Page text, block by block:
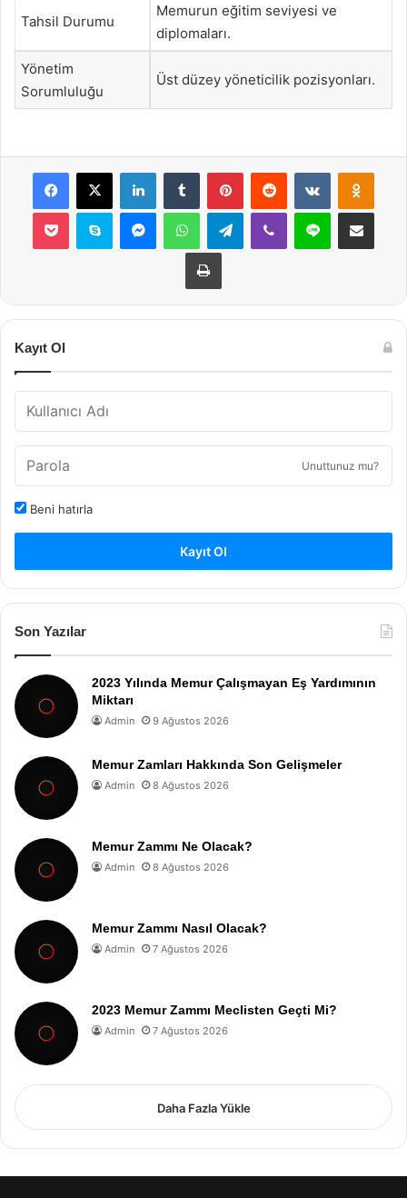
Tahsil Durumu
Memurun eğitim seviyesi ve
diplomaları.
Yönetim
Sorumluluğu
Üst düzey yöneticilik pozisyonları.
Facebook
X LinkedInTumblr PinterestReddit VKontakte
Pocket Skype MessengerWhatsAppTelegramViber Line E-Posta ile
Yazdır
Kayıt Ol
Unuttunuz mu?
Beni hatırla
Kayıt Ol
Son Yazılar
2023 Yılında Memur Çalışmayan Eş Yardımının
Miktarı
Admin 9 Ağustos 2026
Memur Zamları Hakkında Son Gelişmeler
Admin 8 Ağustos 2026
Memur Zammı Ne Olacak?
Admin 8 Ağustos 2026
Memur Zammı Nasıl Olacak?
Admin 7 Ağustos 2026
2023 Memur Zammı Meclisten Geçti Mi?
Admin 7 Ağustos 2026
Daha Fazla Yükle